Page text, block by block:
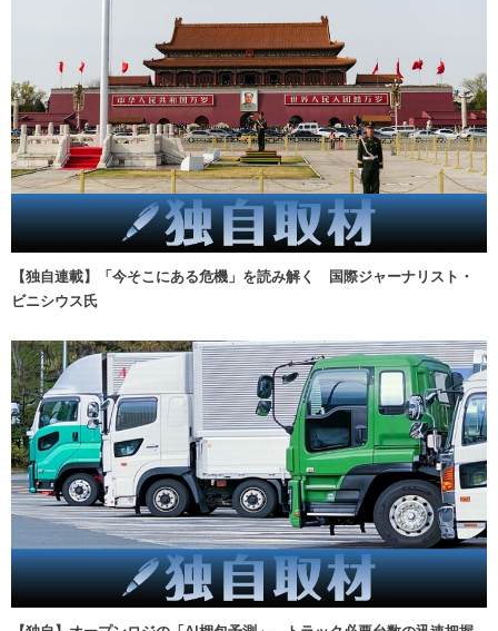
【独自連載】「今そこにある危機」を読み解く 国際ジャーナリスト・
ビニシウス氏